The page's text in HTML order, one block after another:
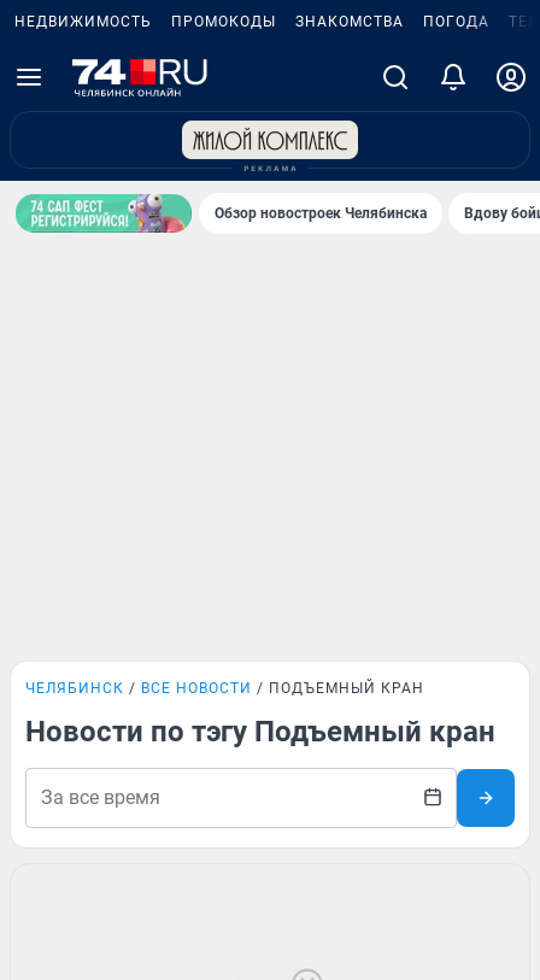
НЕДВИЖИМОСТЬ ПРОМОКОДЫ ЗНАКОМСТВА ПОГОДА
Обзор новостроек Челябинска Вдову
ЧЕЛЯБИНСК ВСЕ НОВОСТИ ПОДЪЕМНЫЙ КРАН
Новости по тэгу Подъемный кран